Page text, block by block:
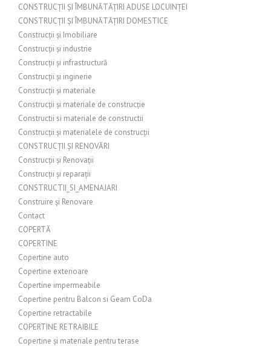
CONSTRUCȚII ȘI ÎMBUNĂTĂȚIRI ADUSE LOCUINȚEI
CONSTRUCȚII ȘI ÎMBUNĂTĂȚIRI DOMESTICE
Construcții și Imobiliare
Construcții și industrie
Construcții și infrastructură
Construcții și inginerie
Construcții și materiale
Construcții și materiale de construcție
Constructii si materiale de constructii
Construcții și materialele de construcții
CONSTRUCȚII ȘI RENOVĂRI
Construcții și Renovații
Construcții și reparații
CONSTRUCTII_SI_AMENAJARI
Construire și Renovare
Contact
COPERTĂ
COPERTINE
Copertine auto
Copertine exterioare
Copertine impermeabile
Copertine pentru Balcon si Geam CoDa
Copertine retractabile
COPERTINE RETRAIBILE
Copertine și materiale pentru terase